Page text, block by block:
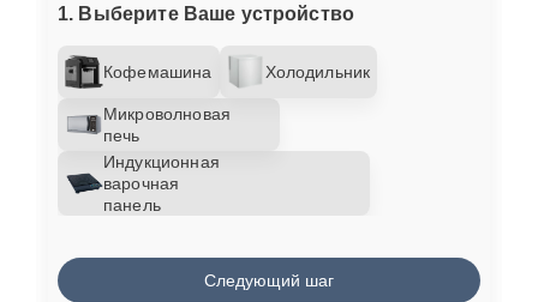
1. Выберите Ваше устройство
Кофемашина Холодильник
Микроволновая
печь
Индукционная
варочная
панель
Следующий шаг